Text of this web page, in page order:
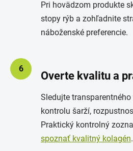
Pri hovädzom produkte
stopy rýb a zohľadnite
náboženské preferencie.
6
Overte kvalitu a
Sledujte
kontrolu šarží,
Praktický kontrolný
spoznať kvalitný kolagén.